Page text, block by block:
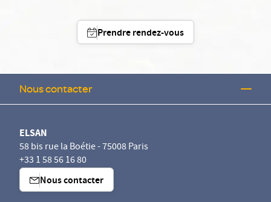
Prendre rendez-vous
Nous contacter
ELSAN
58 bis rue la Boétie - 75008 Paris
+33 1 58 56 16 80
Nous contacter